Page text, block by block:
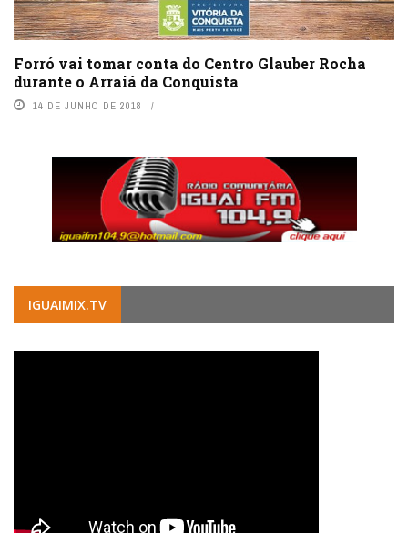
Forró vai tomar conta do Centro Glauber Rocha
durante o Arraiá da Conquista
14 DE JUNHO DE 2018
IGUAIMIX.TV